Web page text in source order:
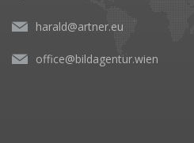
harald@artner.eu
office@bildagentur.wien